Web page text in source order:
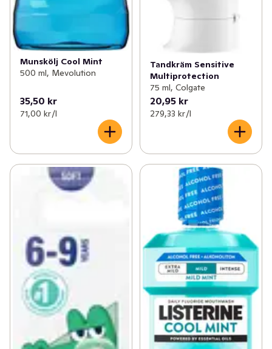
Munskölj Cool Mint
500 ml, Mevolution
35,50 kr
71,00 kr /l
Tandkräm Sensitive
Multiprotection
75 ml, Colgate
20,95 kr
279,33 kr /l